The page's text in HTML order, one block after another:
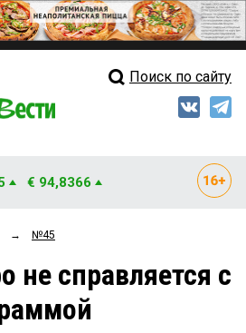
Свежий выпуск
Рейтинги
Блоги
Поиск по сайту
€ 94,8366
→ №45
не справляется с